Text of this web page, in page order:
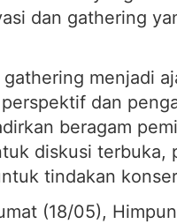
dan gathering
menjadi
dan
beragam
diskusi terbuka,
tindakan
(18/05),